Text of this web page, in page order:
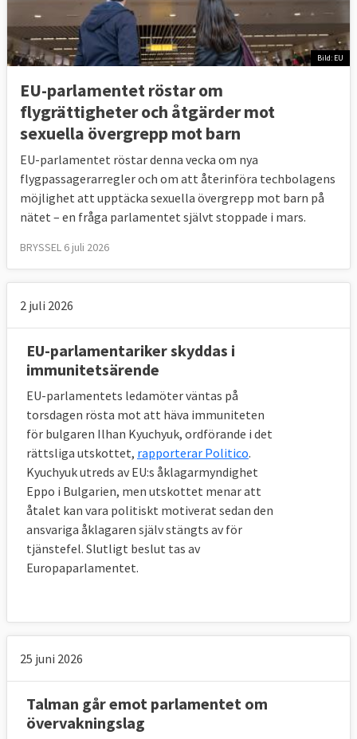
Bild: EU
EU-parlamentet röstar om
flygrättigheter och åtgärder mot
sexuella övergrepp mot barn
EU-parlamentet röstar denna vecka om nya
flygpassagerarregler och om att återinföra techbolagens
möjlighet att upptäcka sexuella övergrepp mot barn på
nätet – en fråga parlamentet självt stoppade i mars.
BRYSSEL 6 juli 2026
2 juli 2026
EU-parlamentariker skyddas i
immunitetsärende
EU-parlamentets ledamöter väntas på
torsdagen rösta mot att häva immuniteten
för bulgaren Ilhan Kyuchyuk, ordförande i det
rättsliga utskottet, rapporterar Politico.
Kyuchyuk utreds av EU:s åklagarmyndighet
Eppo i Bulgarien, men utskottet menar att
åtalet kan vara politiskt motiverat sedan den
ansvariga åklagaren själv stängts av för
tjänstefel. Slutligt beslut tas av
Europaparlamentet.
25 juni 2026
Talman går emot parlamentet om
övervakningslag